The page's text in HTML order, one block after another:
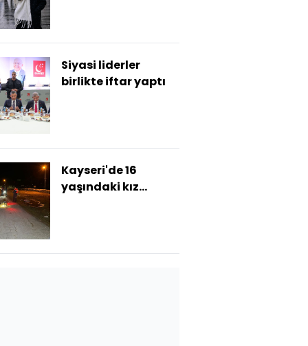
Siyasi liderler
birlikte iftar yaptı
Kayseri'de 16
yaşındaki kız